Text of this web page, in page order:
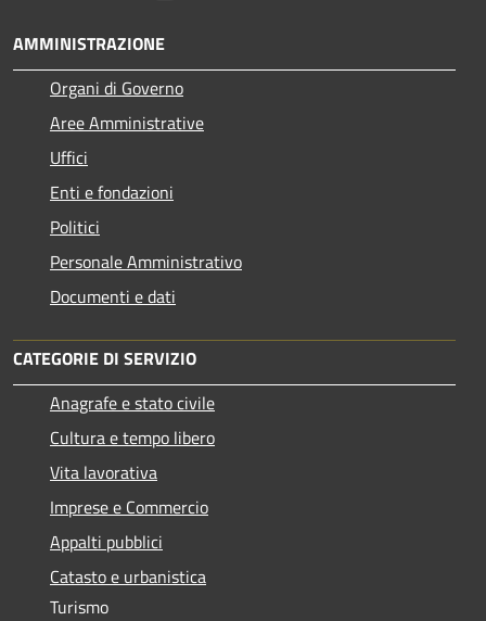
AMMINISTRAZIONE
Organi di Governo
Aree Amministrative
Uffici
Enti e fondazioni
Politici
Personale Amministrativo
Documenti e dati
CATEGORIE DI SERVIZIO
Anagrafe e stato civile
Cultura e tempo libero
Vita lavorativa
Imprese e Commercio
Appalti pubblici
Catasto e urbanistica
Turismo